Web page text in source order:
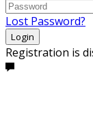
Lost Password?
Login
Registration is